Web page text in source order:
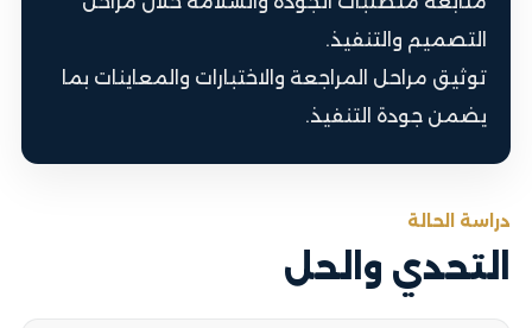
التصميم والتنفيذ.
توثيق مراحل المراجعة والاختبارات والمعاينات بما
يضمن جودة التنفيذ.
دراسة الحالة
التحدي والحل